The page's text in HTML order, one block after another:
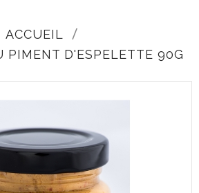
ACCUEIL
PIMENT D'ESPELETTE 90G